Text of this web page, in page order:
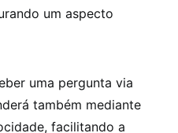
um aspecto
uma pergunta via
também mediante
facilitando a